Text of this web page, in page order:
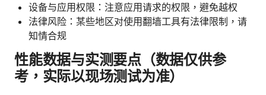
设备与应用权限：注意应用请求的权限，避免越权
法律风险：某些地区对使用翻墙工具有法律限制，请
知情合规
性能数据与实测要点（数据仅供参
考，实际以现场测试为准）